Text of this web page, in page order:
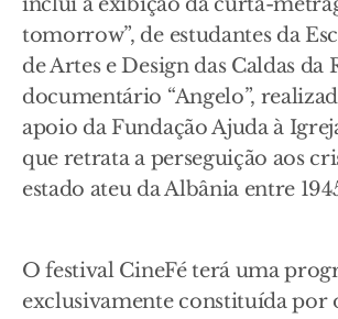
tomorrow”, de estudantes da
de Artes e Design das Caldas da
documentário “Angelo”,
apoio da Fundação Ajuda à
que retrata a perseguição aos
estado ateu da Albânia entre
O festival CineFé terá uma
exclusivamente constituída por